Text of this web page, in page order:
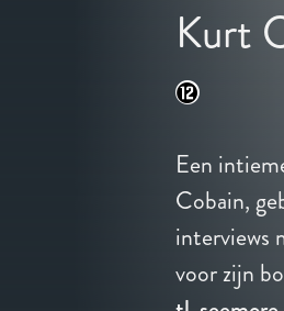
Kurt
Een
Cobain,
interviews
voor zijn